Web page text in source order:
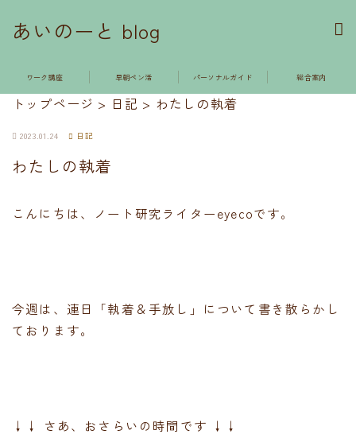
あいのーと blog
ワーク講座 早朝ペン活 パーソナルガイド 総合案内
トップページ > 日記 > わたしの執着
2023.01.24 日記
わたしの執着
こんにちは、ノート研究ライターeyecoです。
今週は、連日「執着＆手放し」について書き散らかし
ております。
↓↓ さあ、おさらいの時間です ↓↓